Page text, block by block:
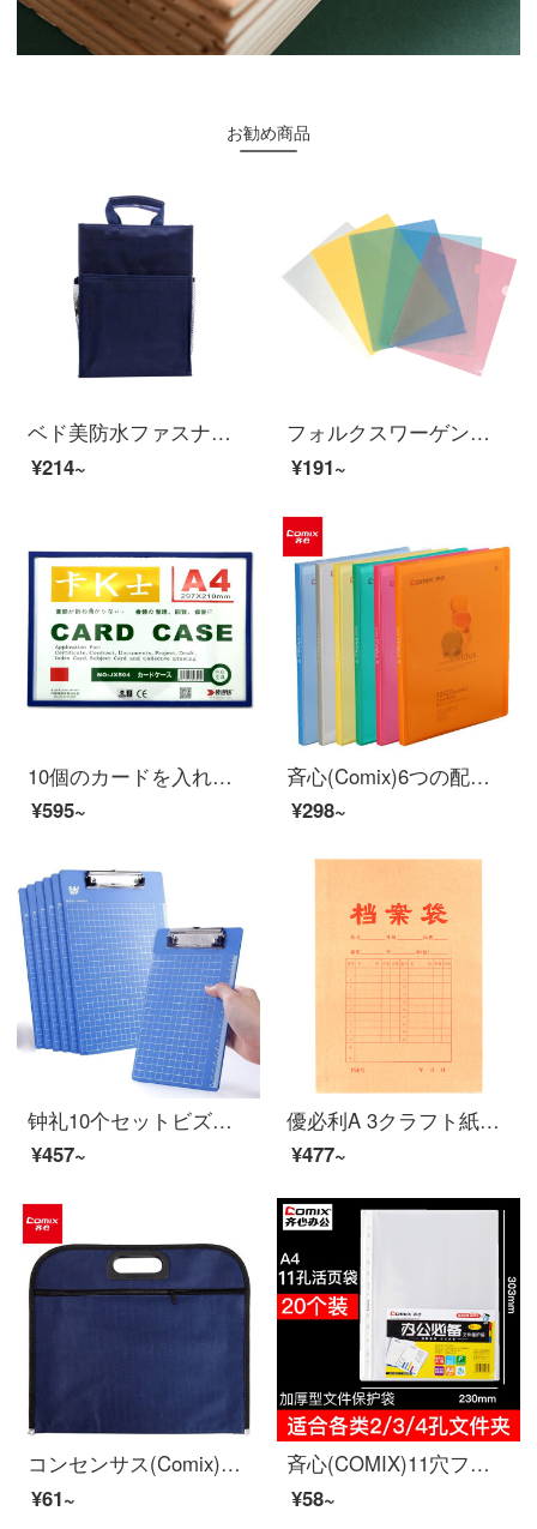
お勧め商品
ベド美防水ファスナー書類袋ズック収納資料袋A 4手提げ袋オフィス用品学生文具袋予備弁当箱袋
¥214~
フォルクスワーゲンフォルダの透明lタイプの単ページにファイルを挟む袋保護カバーL型のゼリーカバーを挿入します。
¥191~
10個のカードを入れて、磁気硬質ゴムカバーの透明PVCカード袋A 4ファイル保護カードケースに磁気貼付枠付きの青いJX 504を備えています。
¥595~
斉心(Comix)6つの配色は20ページの水晶彩歓顔A 4資料帳/ファイルページ/フォルダA 6836 Office文房具を詰めます。
¥298~
钟礼10个セットビズネル板挟みa 4ファイル用板紙学生用板紙挟みプラスチック挟みファイル挟みセットメニュー挟み
¥457~
優必利A 3クラフト紙の袋の赤い字の厚い書類の資料の袋の25は4 cm底の幅だけを詰めます。
¥477~
コンセンサス(Comix)A 1660大容量牛津布ダブルケース/資料袋B 4底部に広げたブルー
¥61~
斉心(COMIX)11穴ファイル袋透明a 4保護フィルムシリーズフォックスバッグ資料袋内芯厚いタイプ(20個入り)
¥58~